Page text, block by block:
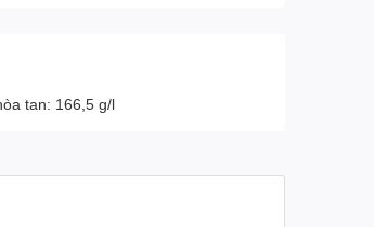
tan: 166,5 g/l